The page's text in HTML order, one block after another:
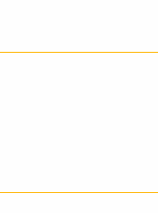
定